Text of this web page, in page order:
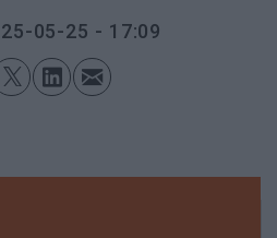
05-25 - 17:09